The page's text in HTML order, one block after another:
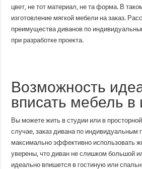
цвет, не тот материал, не та форма. В
изготовление мягкой мебели на заказ.
преимущества диванов по
при разработке проекта.
Возможность
вписать мебель в
Вы можете жить в студии или в
случае, заказ дивана по индивидуальным
максимально эффективно использовать
уверены, что диван не слишком большой
идеально впишется в гостиную или